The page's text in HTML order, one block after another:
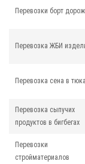
Перевозки борт
Перевозка ЖБИ
Перевозка сена в
Перевозка сыпучих
продуктов в бигбегах
Перевозки
стройматериалов